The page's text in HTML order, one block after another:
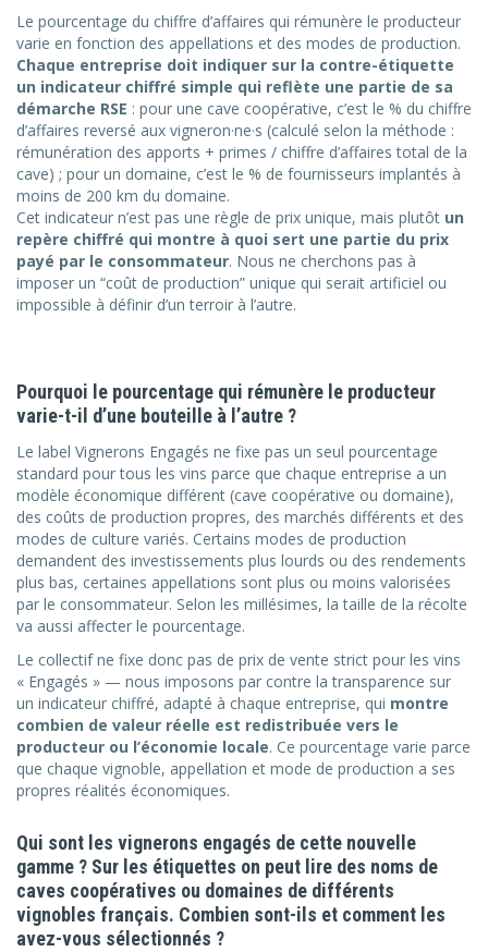
Le pourcentage du chiffre d’affaires qui rémunère le producteur
varie en fonction des appellations et des modes de production.
Chaque entreprise doit indiquer sur la contre-étiquette
un indicateur chiffré simple qui reflète une partie de sa
démarche RSE : pour une cave coopérative, c’est le % du chiffre
d’affaires reversé aux vigneron·ne·s (calculé selon la méthode :
rémunération des apports + primes / chiffre d’affaires total de la
cave) ; pour un domaine, c’est le % de fournisseurs implantés à
moins de 200 km du domaine.
Cet indicateur n’est pas une règle de prix unique, mais plutôt un
repère chiffré qui montre à quoi sert une partie du prix
payé par le consommateur. Nous ne cherchons pas à
imposer un “coût de production” unique qui serait artificiel ou
impossible à définir d’un terroir à l’autre.
Pourquoi le pourcentage qui rémunère le producteur
varie-t-il d’une bouteille à l’autre ?
Le label Vignerons Engagés ne fixe pas un seul pourcentage
standard pour tous les vins parce que chaque entreprise a un
modèle économique différent (cave coopérative ou domaine),
des coûts de production propres, des marchés différents et des
modes de culture variés. Certains modes de production
demandent des investissements plus lourds ou des rendements
plus bas, certaines appellations sont plus ou moins valorisées
par le consommateur. Selon les millésimes, la taille de la récolte
va aussi affecter le pourcentage.
Le collectif ne fixe donc pas de prix de vente strict pour les vins
« Engagés » — nous imposons par contre la transparence sur
un indicateur chiffré, adapté à chaque entreprise, qui montre
combien de valeur réelle est redistribuée vers le
producteur ou l’économie locale. Ce pourcentage varie parce
que chaque vignoble, appellation et mode de production a ses
propres réalités économiques.
Qui sont les vignerons engagés de cette nouvelle
gamme ? Sur les étiquettes on peut lire des noms de
caves coopératives ou domaines de différents
vignobles français. Combien sont-ils et comment les
avez-vous sélectionnés ?